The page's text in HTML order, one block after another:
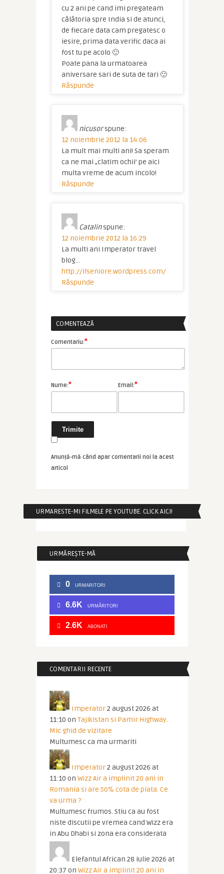
cu 2 ani pe cand imi pregateam
călătoria spre India si de atunci,
de fiecare data cam pregatesc o
iesire, prima data verific daca ai
fost tu pe acolo 🙂
Poate pana la urmatoarea
aniversare sari de suta de tari 🙂
Răspunde
nicusor spune:
12 noiembrie 2012 la 14:06
La mult mai multi ani! Sa speram
ca ne mai „clatim ochii’ pe aici
multa vreme de acum incolo!
Răspunde
Catalin spune:
12 noiembrie 2012 la 16:29
La multi ani Imperator travel
blog…
http://ilseniore.wordpress.com/
Răspunde
COMENTEAZĂ
Comentariu:*
Nume:* Email:*
Anunță-mă când apar comentarii noi la acest
articol
URMARESTE-MI FILMELE PE YOUTUBE. CLICK AICI!
URMĂREȘTE-MĂ
0 URMARITORI
6.6K URMĂRITORI
2.6K ABONATI
COMENTARII RECENTE
Imperator2 august 2026 at
11:10 on Tajikistan si Pamir Highway.
Mic ghid de vizitare
Multumesc ca ma urmariti
Imperator2 august 2026 at
11:10 on Wizz Air a implinit 20 ani in
Romania si are 50% cota de piata. Ce
va urma ?
Multumesc frumos. Stiu ca au fost
niste discutii pe vremea cand Wizz era
in Abu Dhabi si zona era considerata
Elefantul African 28 iulie 2026 at
20:37 on Wizz Air a implinit 20 ani in